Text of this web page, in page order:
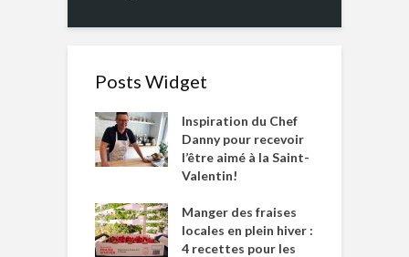
Posts Widget
Inspiration du Chef
Danny pour recevoir
l’être aimé à la Saint-
Valentin!
Manger des fraises
locales en plein hiver :
4 recettes pour les